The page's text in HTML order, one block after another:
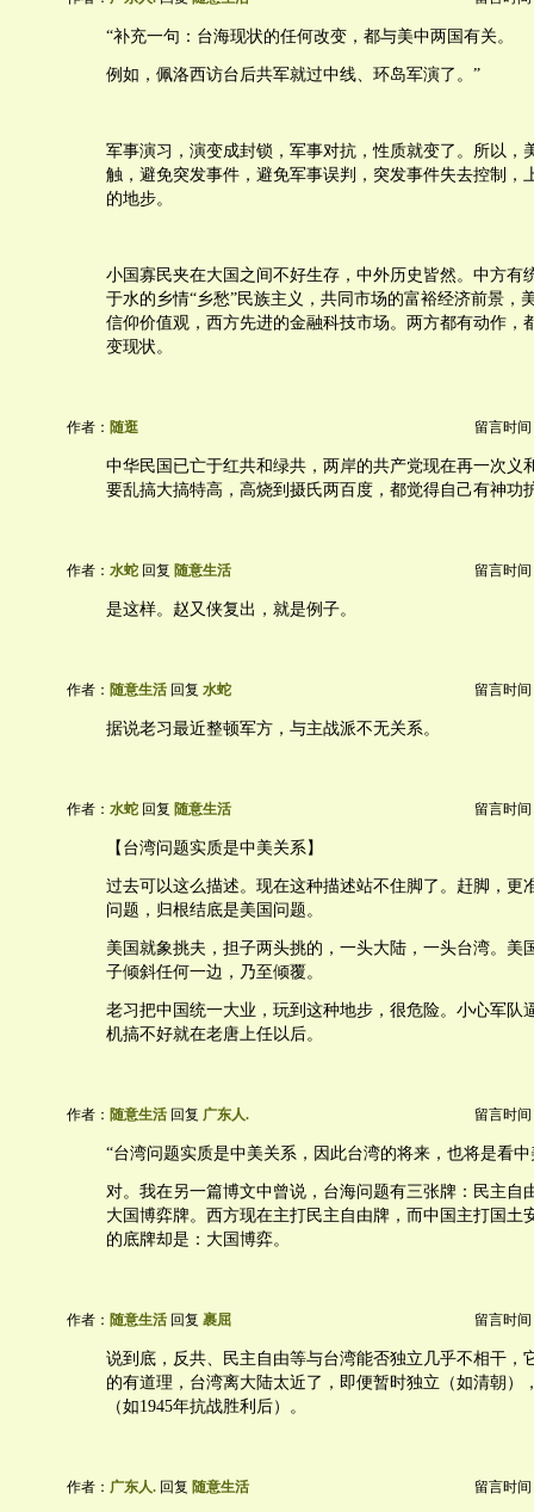
“补充一句：台海现状的任何改变，都与美中两国有关。
例如，佩洛西访台后共军就过中线、环岛军演了。”
军事演习，演变成封锁，军事对抗，性质就变了。所以，
触，避免突发事件，避免军事误判，突发事件失去控制，
的地步。
小国寡民夹在大国之间不好生存，中外历史皆然。中方有
于水的乡情“乡愁”民族主义，共同市场的富裕经济前景，
信仰价值观，西方先进的金融科技市场。两方都有动作，
变现状。
作者： 随逛 留言时间
中华民国已亡于红共和绿共，两岸的共产党现在再一次义
要乱搞大搞特高，高烧到摄氏两百度，都觉得自己有神功
作者： 水蛇 回复 随意生活 留言时间
是这样。赵又侠复出，就是例子。
作者： 随意生活 回复 水蛇 留言时间
据说老习最近整顿军方，与主战派不无关系。
作者： 水蛇 回复 随意生活 留言时间
【台湾问题实质是中美关系】
过去可以这么描述。现在这种描述站不住脚了。赶脚，更
问题，归根结底是美国问题。
美国就象挑夫，担子两头挑的，一头大陆，一头台湾。美
子倾斜任何一边，乃至倾覆。
老习把中国统一大业，玩到这种地步，很危险。小心军队
机搞不好就在老唐上任以后。
作者： 随意生活 回复 广东人. 留言时间
“台湾问题实质是中美关系，因此台湾的将来，也将是看
对。我在另一篇博文中曾说，台海问题有三张牌：民主自
大国博弈牌。西方现在主打民主自由牌，而中国主打国土
的底牌却是：大国博弈。
作者： 随意生活 回复 裹屈 留言时间
说到底，反共、民主自由等与台湾能否独立几乎不相干，
的有道理，台湾离大陆太近了，即便暂时独立（如清朝）
（如1945年抗战胜利后）。
作者： 广东人. 回复 随意生活 留言时间